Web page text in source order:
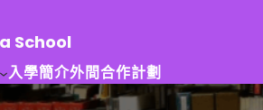
School
入學簡介外間合作計劃